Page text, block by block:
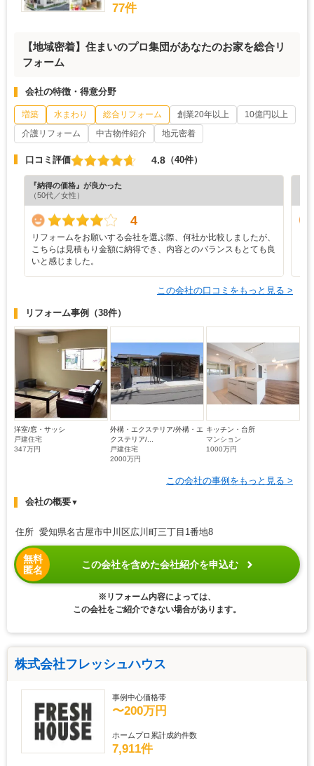
77件
【地域密着】住まいのプロ集団があなたのお家を総合リ
フォーム
会社の特徴・得意分野
増築 水まわり 総合リフォーム 創業20年以上
10億円以上
介護リフォーム
中古物件紹介 地元密着
口コミ評価 4.8 （40件）
『納得の価格』が良かった
（50代／女性）
4
リフォームをお願いする会社を選ぶ際、何社か比較しましたが、
こちらは見積もり金額に納得でき、内容とのバランスもとても良
いと感じました。
この会社の口コミをもっと見る >
リフォーム事例 （38件）
洋室/窓・サッシ
戸建住宅
347万円
外構・エクステリア/外構・エ
クステリア/...
戸建住宅
2000万円
キッチン・台所
マンション
1000万円
この会社の事例をもっと見る >
会社の概要▼
住所 愛知県名古屋市中川区広川町三丁目1番地8
無料
匿名
この会社を含めた会社紹介を申込む
※リフォーム内容によっては、
この会社をご紹介できない場合があります。
株式会社フレッシュハウス
事例中心価格帯
〜200万円
ホームプロ累計成約件数
7,911件